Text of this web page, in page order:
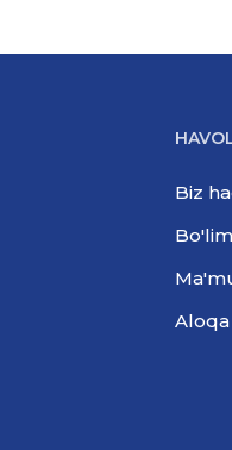
Biz
Aloqa